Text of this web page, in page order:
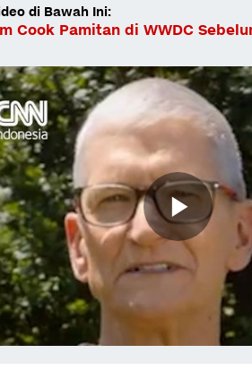
di Bawah Ini:
Cook Pamitan di WWDC